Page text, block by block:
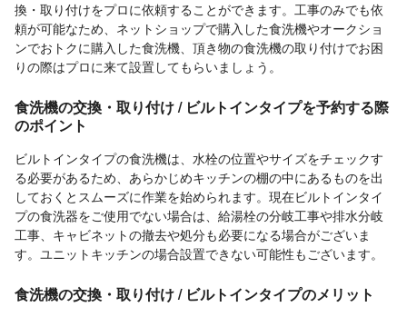
換・取り付けをプロに依頼することができます。工事のみでも依
頼が可能なため、ネットショップで購入した食洗機やオークショ
ンでおトクに購入した食洗機、頂き物の食洗機の取り付けでお困
りの際はプロに来て設置してもらいましょう。
食洗機の交換・取り付け / ビルトインタイプを予約する際
のポイント
ビルトインタイプの食洗機は、水栓の位置やサイズをチェックす
る必要があるため、あらかじめキッチンの棚の中にあるものを出
しておくとスムーズに作業を始められます。現在ビルトインタイ
プの食洗器をご使用でない場合は、給湯栓の分岐工事や排水分岐
工事、キャビネットの撤去や処分も必要になる場合がございま
す。ユニットキッチンの場合設置できない可能性もございます。
食洗機の交換・取り付け / ビルトインタイプのメリット